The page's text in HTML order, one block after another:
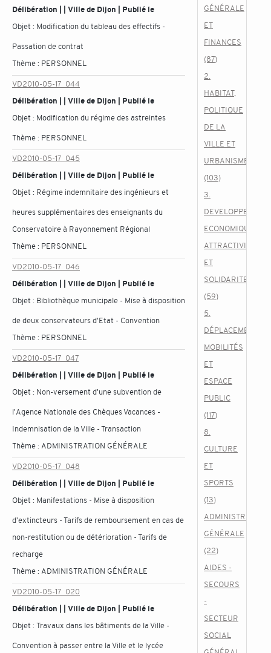
Délibération | | Ville de Dijon | Publié le
Objet : Modification du tableau des effectifs -
Passation de contrat
Thème : PERSONNEL
VD2010-05-17_044
Délibération | | Ville de Dijon | Publié le
Objet : Modification du régime des astreintes
Thème : PERSONNEL
VD2010-05-17_045
Délibération | | Ville de Dijon | Publié le
Objet : Régime indemnitaire des ingénieurs et
heures supplémentaires des enseignants du
Conservatoire à Rayonnement Régional
Thème : PERSONNEL
VD2010-05-17_046
Délibération | | Ville de Dijon | Publié le
Objet : Bibliothèque municipale - Mise à disposition
de deux conservateurs d'Etat - Convention
Thème : PERSONNEL
VD2010-05-17_047
Délibération | | Ville de Dijon | Publié le
Objet : Non-versement d'une subvention de
l'Agence Nationale des Chèques Vacances -
Indemnisation de la Ville - Transaction
Thème : ADMINISTRATION GÉNÉRALE
VD2010-05-17_048
Délibération | | Ville de Dijon | Publié le
Objet : Manifestations - Mise à disposition
d'extincteurs - Tarifs de remboursement en cas de
non-restitution ou de détérioration - Tarifs de
recharge
Thème : ADMINISTRATION GÉNÉRALE
VD2010-05-17_020
Délibération | | Ville de Dijon | Publié le
Objet :Travaux dans les bâtiments de la Ville -
Convention à passer entre la Ville et le lycée
GÉNÉRALE
ET
FINANCES
(87)
2.
HABITAT,
POLITIQUE
DE LA
VILLE ET
URBANISME
(103)
3.
DEVELOPPEMENT
ECONOMIQUE,
ATTRACTIVITE
ET
SOLIDARITES
(59)
5.
DÉPLACEMENTS,
MOBILITÉS
ET
ESPACE
PUBLIC
(117)
8.
CULTURE
ET
SPORTS
(13)
ADMINISTRATION
GÉNÉRALE
(22)
AIDES -
SECOURS
-
SECTEUR
SOCIAL